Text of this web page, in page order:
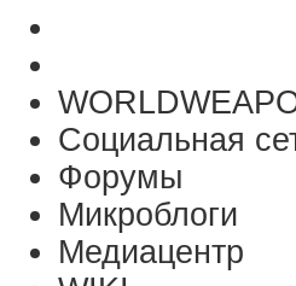
Социальная
Форумы
Микроблоги
Медиацентр